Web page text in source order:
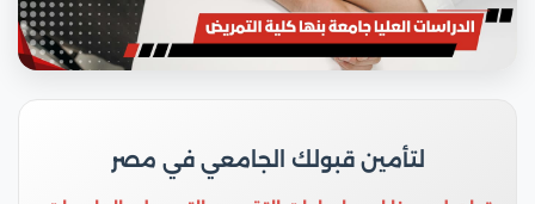
لتأمين قبولك الجامعي في مصر